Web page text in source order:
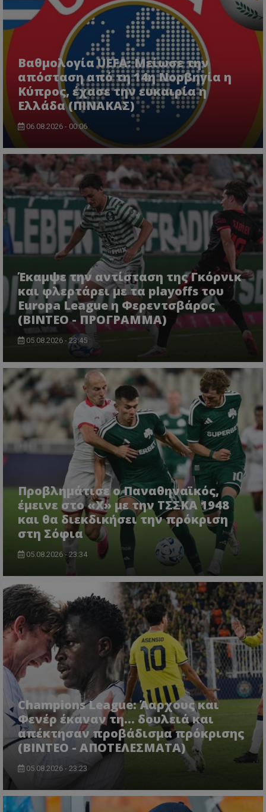
Βαθμολογία UEFA: Μείωσε την
απόσταση από τη 14η Νορβηγία η
Κύπρος, έχασε την ευκαιρία η
Ελλάδα (ΠΙΝΑΚΑΣ)
06.08.2026 - 00:06
Έκαμψε την αντίσταση της Γκόρνικ
και φλερτάρει με τα playoffs του
Europa League η Φερεντσβάρος
(ΒΙΝΤΕΟ - ΠΡΟΓΡΑΜΜΑ)
05.08.2026 - 23:45
Προβλημάτισε ο Παναθηναϊκός,
έμεινε στο «Χ» με την ΤΣΣΚΑ 1948
και θα διεκδικήσει την πρόκριση
στη Σόφια
05.08.2026 - 23:34
Champions League: Άαρχους και
Φενέρ έκαναν τη... δουλειά και
απέκτησαν προβάδισμα πρόκρισης
(ΒΙΝΤΕΟ - ΑΠΟΤΕΛΕΣΜΑΤΑ)
05.08.2026 - 23:23